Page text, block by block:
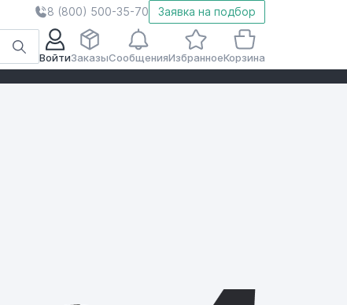
8 (800) 500-35-70 Заявка на подбор
ВойтиЗаказыСообщенияИзбранноеКорзина